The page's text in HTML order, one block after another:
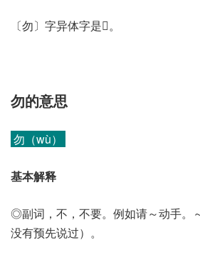
〔勿〕字异体字是𣃦。
勿的意思
勿（wù）
基本解释
◎副词，不，不要。例如请～动手。
没有预先说过）。